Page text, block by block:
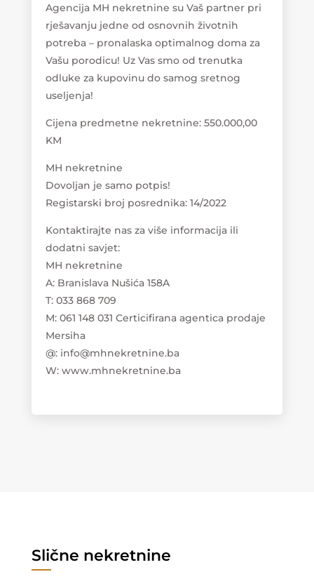
Agencija MH nekretnine su Vaš partner pri
rješavanju jedne od osnovnih životnih
potreba – pronalaska optimalnog doma za
Vašu porodicu! Uz Vas smo od trenutka
odluke za kupovinu do samog sretnog
useljenja!
Cijena predmetne nekretnine: 550.000,00
KM
MH nekretnine
Dovoljan je samo potpis!
Registarski broj posrednika: 14/2022
Kontaktirajte nas za više informacija ili
dodatni savjet:
MH nekretnine
A: Branislava Nušića 158A
T: 033 868 709
M: 061 148 031 Certicifirana agentica prodaje
Mersiha
@: info@mhnekretnine.ba
W: www.mhnekretnine.ba
Slične nekretnine